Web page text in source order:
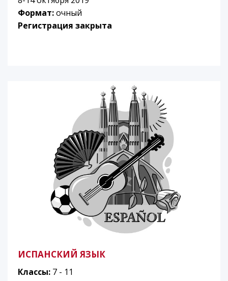
Формат:очный
Регистрация закрыта
ИСПАНСКИЙ ЯЗЫК
Классы: 7 - 11